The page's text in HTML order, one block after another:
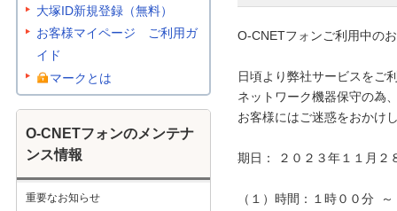
O-CNETフォンご利用中の
日頃より弊社サービスをご
ネットワーク機器保守の為
お客様にはご迷惑をおかけ
期日： ２０２３年１１月２
（１）時間：１時００分
大塚ID新規登録（無料）
お客様マイページ ご利用ガ
イド
マークとは
O-CNETフォンのメンテナ
ンス情報
重要なお知らせ